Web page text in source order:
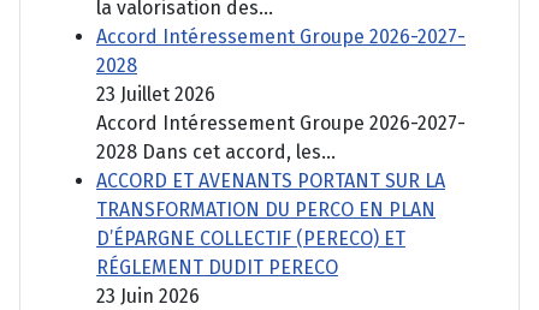
la valorisation des...
Accord Intéressement Groupe 2026-2027-
2028
23 Juillet 2026
Accord Intéressement Groupe 2026-2027-
2028 Dans cet accord, les...
ACCORD ET AVENANTS PORTANT SUR LA
TRANSFORMATION DU PERCO EN PLAN
D’ÉPARGNE COLLECTIF (PERECO) ET
RÉGLEMENT DUDIT PERECO
23 Juin 2026